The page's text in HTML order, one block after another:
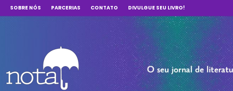
SOBRE NÓS PARCERIAS CONTATO DIVULGUE SEU LIVRO!